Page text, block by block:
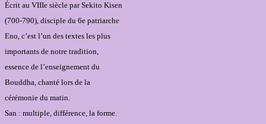
Écrit au VIIIe siècle par Sekito Kisen
(700-790), disciple du 6e patriarche
Eno, c’est l’un des textes les plus
importants de notre tradition,
essence de l’enseignement du
Bouddha, chanté lors de la
cérémonie du matin.
San : multiple, différence, la forme.